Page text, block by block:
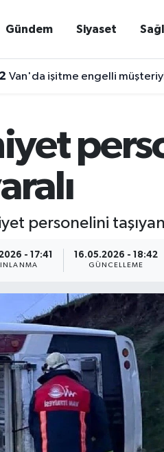
Gündem Siyaset
Van'da işitme engelli
personelini
- 17:41 16.05.2026 - 18:42
GÜNCELLEME